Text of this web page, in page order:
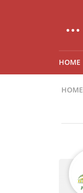
...
HOME
HOME